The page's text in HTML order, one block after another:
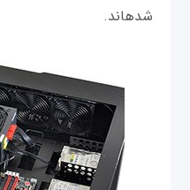
شده‎اند.